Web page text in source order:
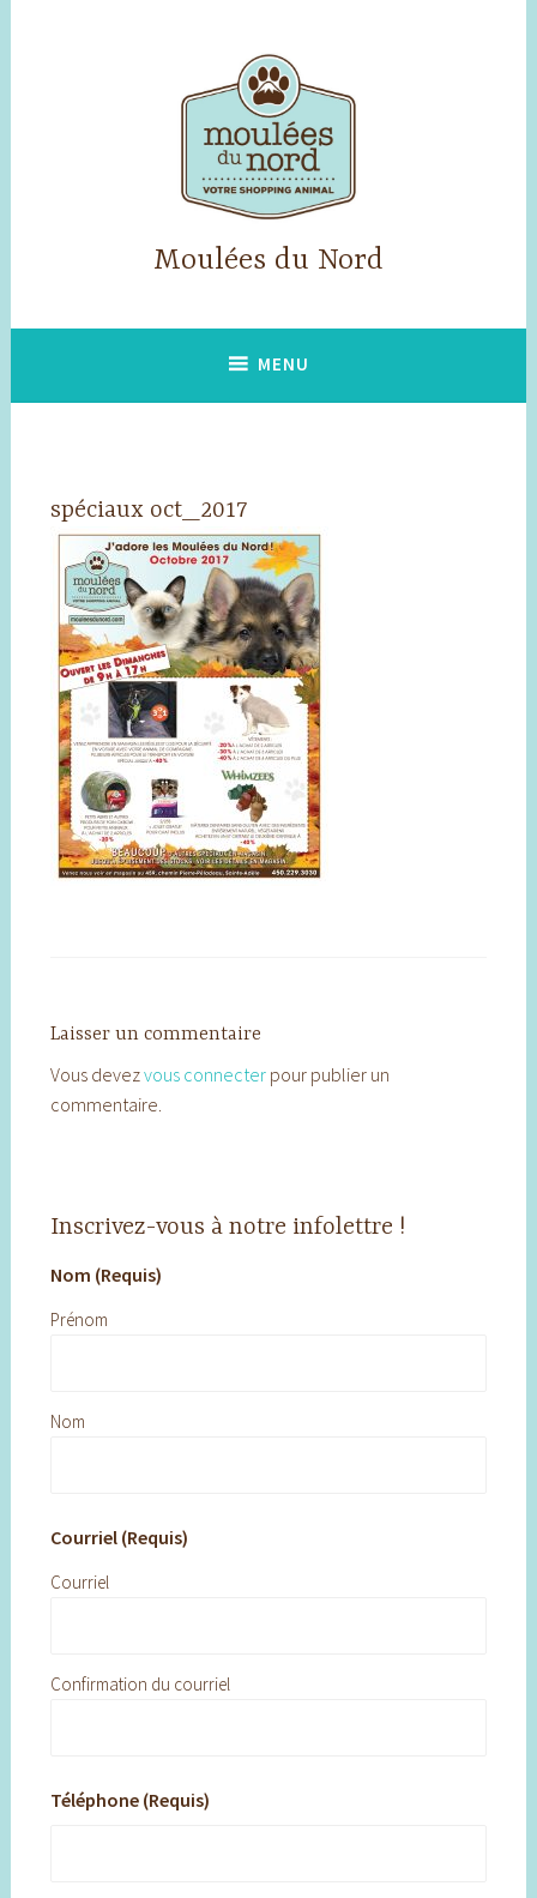
Moulées du Nord
MENU
spéciaux oct_2017
Laisser un commentaire
Vous devezvous connecterpour publier un
commentaire.
Inscrivez-vous à notre infolettre !
Nom (Requis)
Prénom
Nom
Courriel (Requis)
Courriel
Confirmation du courriel
Téléphone (Requis)